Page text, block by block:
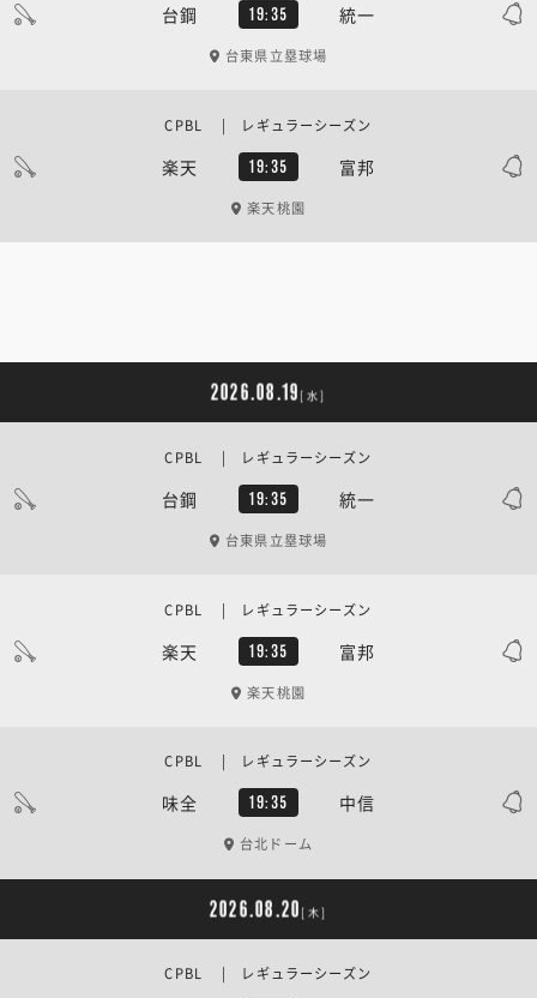
台鋼 19:35 統一
台東県立塁球場
楽天 19:35 富邦
CPBL | レギュラーシーズン
楽天桃園
2026.08.19 [水]
台鋼 19:35 統一
CPBL | レギュラーシーズン
台東県立塁球場
楽天 19:35 富邦
CPBL | レギュラーシーズン
楽天桃園
味全 19:35 中信
CPBL | レギュラーシーズン
台北ドーム
2026.08.20 [木]
CPBL | レギュラーシーズン